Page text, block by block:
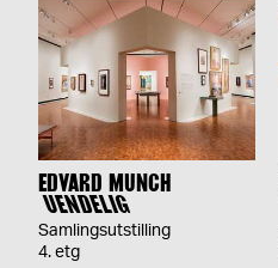
EDVARD MUNCH
UENDELIG
Samlingsutstilling
4. etg